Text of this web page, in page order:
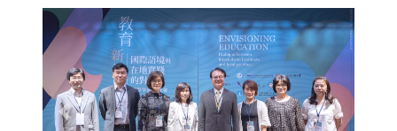
Previous Next